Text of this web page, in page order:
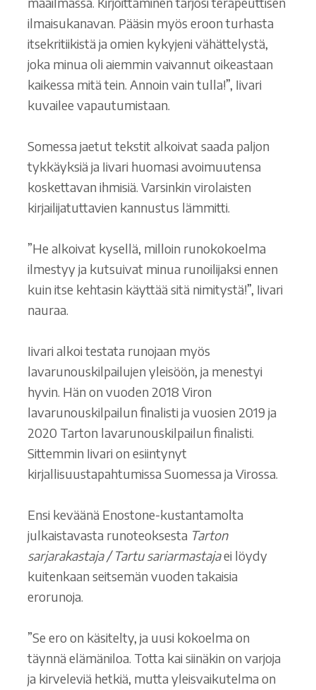
ilmaisukanavan. Pääsin myös eroon turhasta
itsekritiikistä ja omien kykyjeni vähättelystä,
joka minua oli aiemmin vaivannut oikeastaan
kaikessa mitä tein. Annoin vain tulla!”, Iivari
kuvailee vapautumistaan.
Somessa jaetut tekstit alkoivat saada paljon
tykkäyksiä ja Iivari huomasi avoimuutensa
koskettavan ihmisiä. Varsinkin virolaisten
kirjailijatuttavien kannustus lämmitti.
”He alkoivat kysellä, milloin runokokoelma
ilmestyy ja kutsuivat minua runoilijaksi ennen
kuin itse kehtasin käyttää sitä nimitystä!”, Iivari
nauraa.
Iivari alkoi testata runojaan myös
lavarunouskilpailujen yleisöön, ja menestyi
hyvin. Hän on vuoden 2018 Viron
lavarunouskilpailun finalisti ja vuosien 2019 ja
2020 Tarton lavarunouskilpailun finalisti.
Sittemmin Iivari on esiintynyt
kirjallisuustapahtumissa Suomessa ja Virossa.
Ensi keväänä Enostone-kustantamolta
julkaistavasta runoteoksesta Tarton
sarjarakastaja / Tartu sariarmastajaei löydy
kuitenkaan seitsemän vuoden takaisia
erorunoja.
”Se ero on käsitelty, ja uusi kokoelma on
täynnä elämäniloa. Totta kai siinäkin on varjoja
ja kirveleviä hetkiä, mutta yleisvaikutelma on